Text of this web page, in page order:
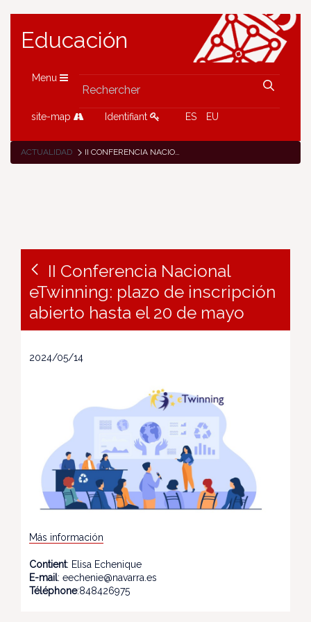
Educación
Menu
site-map Identifiant ES EU
ACTUALIDAD II CONFERENCIA NACIONAL ETWINNING: PLAZO DE INSCRIPCIÓN ABIERTO HASTA EL 20 DE MAYO
II Conferencia Nacional
eTwinning: plazo de inscripción
abierto hasta el 20 de mayo
2024/05/14
Más información
Contient: Elisa Echenique
E-mail: eechenie@navarra.es
Téléphone:848426975